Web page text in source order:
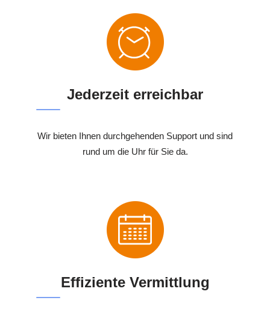
Jederzeit erreichbar
Wir bieten Ihnen durchgehenden Support und sind
rund um die Uhr für Sie da.
Effiziente Vermittlung